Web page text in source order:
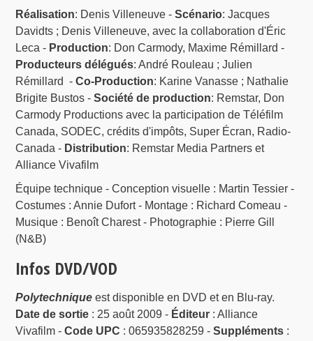
Réalisation: Denis Villeneuve -Scénario: Jacques
Davidts ; Denis Villeneuve, avec la collaboration d'Éric
Leca - Production: Don Carmody, Maxime Rémillard -
Producteurs délégués: André Rouleau ; Julien
Rémillard -Co-Production: Karine Vanasse ; Nathalie
Brigite Bustos -Société de production: Remstar, Don
Carmody Productions avec la participation de Téléfilm
Canada, SODEC, crédits d'impôts, Super Écran, Radio-
Canada - Distribution: Remstar Media Partners et
Alliance Vivafilm
Équipe technique - Conception visuelle : Martin Tessier -
Costumes : Annie Dufort - Montage : Richard Comeau -
Musique : Benoît Charest - Photographie : Pierre Gill
(N&B)
Infos DVD/VOD
Polytechnique est disponible en DVD et en Blu-ray.
Date de sortie : 25 août 2009 - Éditeur : Alliance
Vivafilm -Code UPC : 065935828259 -Suppléments :